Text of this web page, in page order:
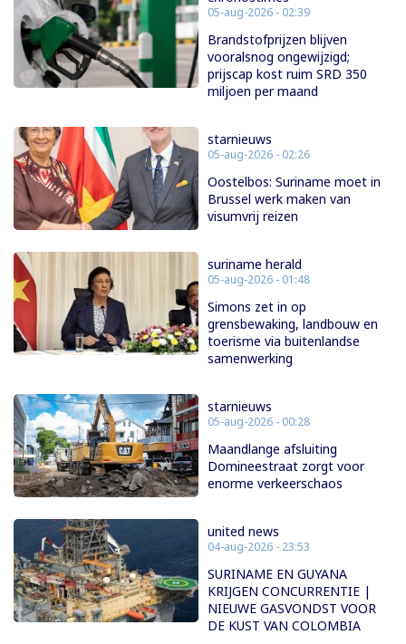
05-aug-2026 - 02:39
Brandstofprijzen blijven
vooralsnog ongewijzigd;
prijscap kost ruim SRD 350
miljoen per maand
starnieuws
05-aug-2026 - 02:26
Oostelbos: Suriname moet in
Brussel werk maken van
visumvrij reizen
suriname herald
05-aug-2026 - 01:48
Simons zet in op
grensbewaking, landbouw en
toerisme via buitenlandse
samenwerking
starnieuws
05-aug-2026 - 00:28
Maandlange afsluiting
Domineestraat zorgt voor
enorme verkeerschaos
united news
04-aug-2026 - 23:53
SURINAME EN GUYANA
KRIJGEN CONCURRENTIE |
NIEUWE GASVONDST VOOR
DE KUST VAN COLOMBIA